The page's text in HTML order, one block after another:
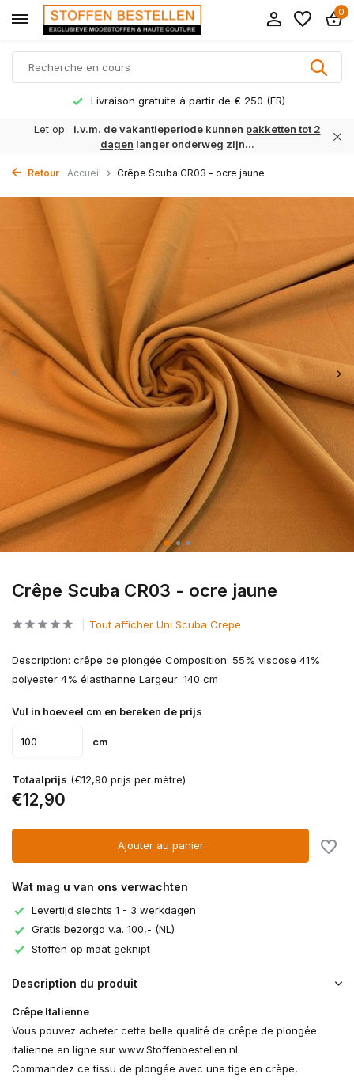
0
Livraison gratuite à partir de € 250 (FR)
Let op: i.v.m. de vakantieperiode kunnen pakketten tot 2
dagen langer onderweg zijn...
Retour Accueil Crêpe Scuba CR03 - ocre jaune
Crêpe Scuba CR03 - ocre jaune
Tout afficher Uni Scuba Crepe
Description: crêpe de plongée Composition: 55% viscose 41%
polyester 4% élasthanne Largeur: 140 cm
Vul in hoeveel cm en bereken de prijs
cm
Totaalprijs (€12,90 prijs per mètre)
€12,90
Ajouter au panier
Wat mag u van ons verwachten
Levertijd slechts 1 - 3 werkdagen
Gratis bezorgd v.a. 100,- (NL)
Stoffen op maat geknipt
Description du produit
Crêpe Italienne
Vous pouvez acheter cette belle qualité de crêpe de plongée
italienne en ligne sur www.Stoffenbestellen.nl.
Commandez ce tissu de plongée avec une tige en crèpe,